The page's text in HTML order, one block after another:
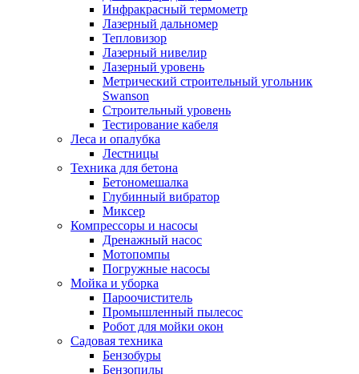
Инфракрасный термометр
Лазерный дальномер
Тепловизор
Лазерный нивелир
Лазерный уровень
Метрический строительный угольник
Swanson
Строительный уровень
Тестирование кабеля
Леса и опалубка
Лестницы
Техника для бетона
Бетономешалка
Глубинный вибратор
Миксер
Компрессоры и насосы
Дренажный насос
Мотопомпы
Погружные насосы
Мойка и уборка
Пароочиститель
Промышленный пылесос
Робот для мойки окон
Садовая техника
Бензобуры
Бензопилы